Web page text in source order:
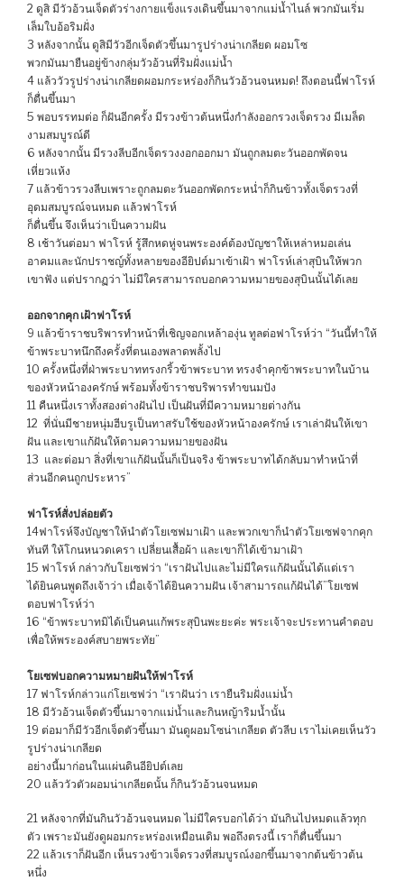
2 ดูสิ มีวัวอ้วนเจ็ดตัวร่างกายแข็งแรงเดินขึ้นมาจากแม่น้ำไนล์ พวกมันเริ่ม
เล็มใบอ้อริมฝั่ง
3 หลังจากนั้น ดูสิมีวัวอีกเจ็ดตัวขึ้นมารูปร่างน่าเกลียด ผอมโซ
พวกมันมายืนอยู่ข้างกลุ่มวัวอ้วนที่ริมฝั่งแม่น้ำ
4 แล้ววัวรูปร่างน่าเกลียดผอมกระหร่องก็กินวัวอ้วนจนหมด! ถึงตอนนี้ฟาโรห์
ก็ตื่นขึ้นมา
5 พอบรรทมต่อ ก็ฝันอีกครั้ง มีรวงข้าวต้นหนึ่งกำลังออกรวงเจ็ดรวง มีเมล็ด
งามสมบูรณ์ดี
6 หลังจากนั้น มีรวงลีบอีกเจ็ดรวงงอกออกมา มันถูกลมตะวันออกพัดจน
เหี่ยวแห้ง
7 แล้วข้าวรวงลีบเพราะถูกลมตะวันออกพัดกระหน่ำก็กินข้าวทั้งเจ็ดรวงที่
อุดมสมบูรณ์จนหมด แล้วฟาโรห์
ก็ตื่นขึ้น จึงเห็นว่าเป็นความฝัน
8 เช้าวันต่อมา ฟาโรห์ รู้สึกหดหู่จนพระองค์ต้องบัญชาให้เหล่าหมอเล่น
อาคมและนักปราชญ์ทั้งหลายของอียิปต์มาเข้าเฝ้า ฟาโรห์เล่าสุบินให้พวก
เขาฟัง แต่ปรากฏว่า ไม่มีใครสามารถบอกความหมายของสุบินนั้นได้เลย
ออกจากคุก เฝ้าฟาโรห์
9 แล้วข้าราชบริพารทำหน้าที่เชิญจอกเหล้าองุ่น ทูลต่อฟาโรห์ว่า “วันนี้ทำให้
ข้าพระบาทนึกถึงครั้งที่ตนเองพลาดพลั้งไป
10 ครั้งหนึ่งที่ฝ่าพระบาททรงกริ้วข้าพระบาท ทรงจำคุกข้าพระบาทในบ้าน
ของหัวหน้าองครักษ์ พร้อมทั้งข้าราชบริพารทำขนมปัง
11 คืนหนึ่งเราทั้งสองต่างฝันไป เป็นฝันที่มีความหมายต่างกัน
12 ที่นั่นมีชายหนุ่มฮีบรูเป็นทาสรับใช้ของหัวหน้าองครักษ์ เราเล่าฝันให้เขา
ฝัน และเขาแก้ฝันให้ตามความหมายของฝัน
13 และต่อมา สิ่งที่เขาแก้ฝันนั้นก็เป็นจริง ข้าพระบาทได้กลับมาทำหน้าที่
ส่วนอีกคนถูกประหาร”
ฟาโรห์สั่งปล่อยตัว
14ฟาโรห์จึงบัญชาให้นำตัวโยเซฟมาเฝ้า และพวกเขาก็นำตัวโยเซฟจากคุก
ทันที ให้โกนหนวดเครา เปลี่ยนเสื้อผ้า และเขาก็ได้เข้ามาเฝ้า
15 ฟาโรห์ กล่าวกับโยเซฟว่า “เราฝันไปและไม่มีใครแก้ฝันนั้นได้แต่เรา
ได้ยินคนพูดถึงเจ้าว่า เมื่อเจ้าได้ยินความฝัน เจ้าสามารถแก้ฝันได้”โยเซฟ
ตอบฟาโรห์ว่า
16 “ข้าพระบาทมิได้เป็นคนแก้พระสุบินพะยะค่ะ พระเจ้าจะประทานคำตอบ
เพื่อให้พระองค์สบายพระทัย”
โยเซฟบอกความหมายฝันให้ฟาโรห์
17 ฟาโรห์กล่าวแก่โยเซฟว่า “เราฝันว่า เรายืนริมฝั่งแม่น้ำ
18 มีวัวอ้วนเจ็ดตัวขึ้นมาจากแม่น้ำและกินหญ้าริมน้ำนั้น
19 ต่อมาก็มีวัวอีกเจ็ดตัวขึ้นมา มันดูผอมโซน่าเกลียด ตัวลีบ เราไม่เคยเห็นวัว
รูปร่างน่าเกลียด
อย่างนี้มาก่อนในแผ่นดินอียิปต์เลย
20 แล้ววัวตัวผอมน่าเกลียดนั้น ก็กินวัวอ้วนจนหมด
21 หลังจากที่มันกินวัวอ้วนจนหมด ไม่มีใครบอกได้ว่า มันกินไปหมดแล้วทุก
ตัว เพราะมันยังดูผอมกระหร่องเหมือนเดิม พอถึงตรงนี้ เราก็ตื่นขึ้นมา
22 แล้วเราก็ฝันอีก เห็นรวงข้าวเจ็ดรวงที่สมบูรณ์งอกขึ้นมาจากต้นข้าวต้น
หนึ่ง